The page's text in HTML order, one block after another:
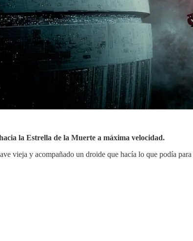
la Estrella de la Muerte a máxima velocidad.
vieja y acompañado un droide que hacía lo que podía